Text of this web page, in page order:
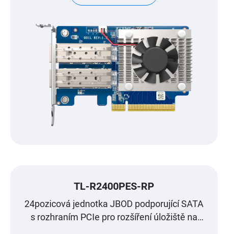
TL-R2400PES-RP
24pozicová jednotka JBOD podporující SATA
s rozhraním PCIe pro rozšíření úložiště na